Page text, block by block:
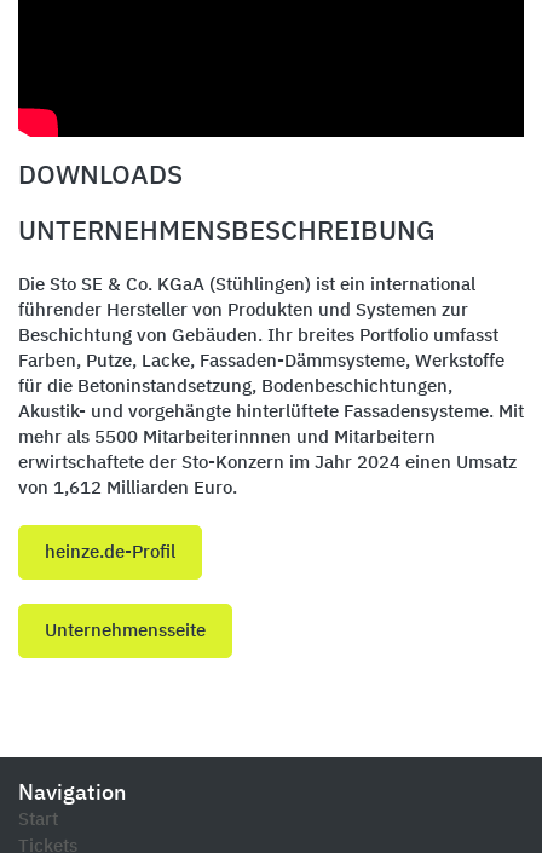
DOWNLOADS
UNTERNEHMENSBESCHREIBUNG
Die Sto SE & Co. KGaA (Stühlingen) ist ein international
führender Hersteller von Produkten und Systemen zur
Beschichtung von Gebäuden. Ihr breites Portfolio umfasst
Farben, Putze, Lacke, Fassaden-Dämmsysteme, Werkstoffe
für die Betoninstandsetzung, Bodenbeschichtungen,
Akustik- und vorgehängte hinterlüftete Fassadensysteme. Mit
mehr als 5500 Mitarbeiterinnnen und Mitarbeitern
erwirtschaftete der Sto-Konzern im Jahr 2024 einen Umsatz
von 1,612 Milliarden Euro.
heinze.de-Profil
Unternehmensseite
Navigation
Start
Tickets